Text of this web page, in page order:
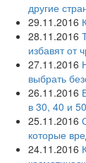
другие
29.11.2016
28.11.2016
избавят от
27.11.2016
выбрать
26.11.2016
в 30, 40 и
25.11.2016
которые
24.11.2016